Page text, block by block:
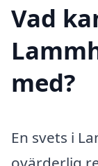
Vad
med?
En svets i